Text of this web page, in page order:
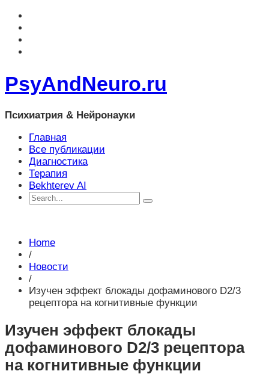
PsyAndNeuro.ru
Психиатрия & Нейронауки
Главная
Все публикации
Диагностика
Терапия
Bekhterev AI
Home
/
Новости
/
Изучен эффект блокады дофаминового D2/3
рецептора на когнитивные функции
Изучен эффект блокады
дофаминового D2/3 рецептора
на когнитивные функции